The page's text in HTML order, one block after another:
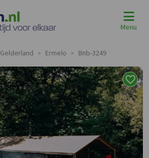
Menu
Gelderland > Ermelo > Bnb-3249